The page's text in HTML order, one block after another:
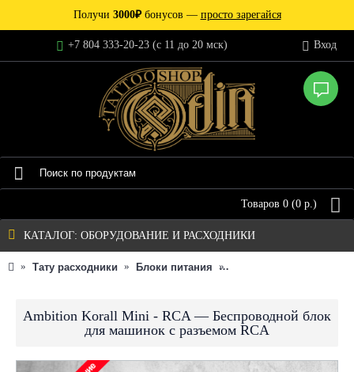
Получи 3000₽бонусов — просто зарегайся
+7 804 333-20-23 (c 11 до 20 мск) Вход
Товаров 0 (0 р.)
КАТАЛОГ: ОБОРУДОВАНИЕ И РАСХОДНИКИ
Тату расходники Блоки питания
Ambition Korall Mini - RCA — Беспроводной блок
для машинок с разъемом RCA